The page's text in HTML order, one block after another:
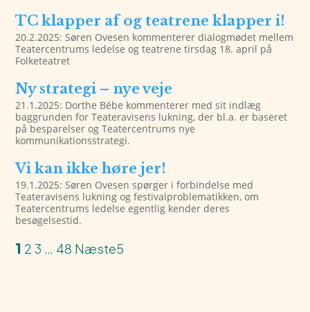
TC klapper af og teatrene klapper i!
20.2.2025: Søren Ovesen kommenterer dialogmødet mellem
Teatercentrums ledelse og teatrene tirsdag 18. april på
Folketeatret
Ny strategi – nye veje
21.1.2025: Dorthe Bébe kommenterer med sit indlæg
baggrunden for Teateravisens lukning, der bl.a. er baseret
på besparelser og Teatercentrums nye
kommunikationsstrategi.
Vi kan ikke høre jer!
19.1.2025: Søren Ovesen spørger i forbindelse med
Teateravisens lukning og festivalproblematikken, om
Teatercentrums ledelse egentlig kender deres
besøgelsestid.
1 2 3 … 48 Næste